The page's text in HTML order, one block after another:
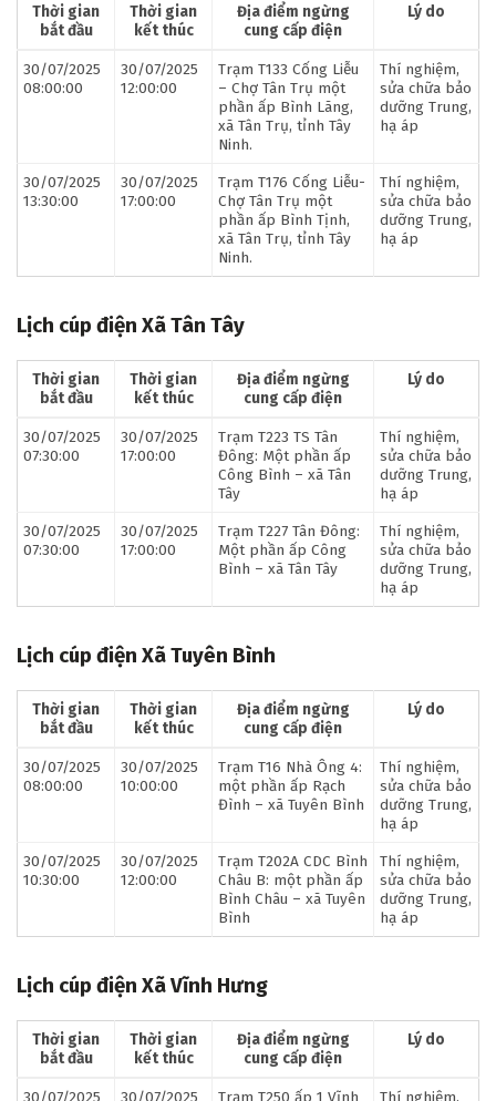
Thời gian
bắt đầu
Thời gian
kết thúc
Địa điểm ngừng
cung cấp điện
Lý do
30/07/2025
08:00:00
30/07/2025
12:00:00
Trạm T133 Cống Liễu
– Chợ Tân Trụ một
phần ấp Bình Lãng,
xã Tân Trụ, tỉnh Tây
Ninh.
Thí nghiệm,
sửa chữa bảo
dưỡng Trung,
hạ áp
30/07/2025
13:30:00
30/07/2025
17:00:00
Trạm T176 Cống Liễu-
Chợ Tân Trụ một
phần ấp Bình Tịnh,
xã Tân Trụ, tỉnh Tây
Ninh.
Thí nghiệm,
sửa chữa bảo
dưỡng Trung,
hạ áp
Lịch cúp điện Xã Tân Tây
Thời gian
bắt đầu
Thời gian
kết thúc
Địa điểm ngừng
cung cấp điện
Lý do
30/07/2025
07:30:00
30/07/2025
17:00:00
Trạm T223 TS Tân
Đông: Một phần ấp
Công Bình – xã Tân
Tây
Thí nghiệm,
sửa chữa bảo
dưỡng Trung,
hạ áp
30/07/2025
07:30:00
30/07/2025
17:00:00
Trạm T227 Tân Đông:
Một phần ấp Công
Bình – xã Tân Tây
Thí nghiệm,
sửa chữa bảo
dưỡng Trung,
hạ áp
Lịch cúp điện Xã Tuyên Bình
Thời gian
bắt đầu
Thời gian
kết thúc
Địa điểm ngừng
cung cấp điện
Lý do
30/07/2025
08:00:00
30/07/2025
10:00:00
Trạm T16 Nhà Ông 4:
một phần ấp Rạch
Đình – xã Tuyên Bình
Thí nghiệm,
sửa chữa bảo
dưỡng Trung,
hạ áp
30/07/2025
10:30:00
30/07/2025
12:00:00
Trạm T202A CDC Bình
Châu B: một phần ấp
Bình Châu – xã Tuyên
Bình
Thí nghiệm,
sửa chữa bảo
dưỡng Trung,
hạ áp
Lịch cúp điện Xã Vĩnh Hưng
Thời gian
bắt đầu
Thời gian
kết thúc
Địa điểm ngừng
cung cấp điện
Lý do
30/07/2025 30/07/2025 Trạm T250 ấp 1 Vĩnh Thí nghiệm,